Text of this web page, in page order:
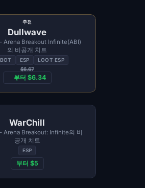
추천
Dullwave
Arena Breakout Infinite(ABI)
의 비공개 치트
ESP
LOOT ESP
$6.67
부터 $6.34
WarChill
Arena Breakout: Infinite의 비
공개 치트
ESP
부터 $5